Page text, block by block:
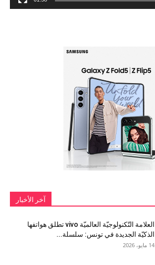
آخر الأخبار
العلامة التّكنولوجيّة العالميّة vivo تطلق هواتفها
الذكيّة الجديدة في تونس: سلسلة...
14 مايو، 2026